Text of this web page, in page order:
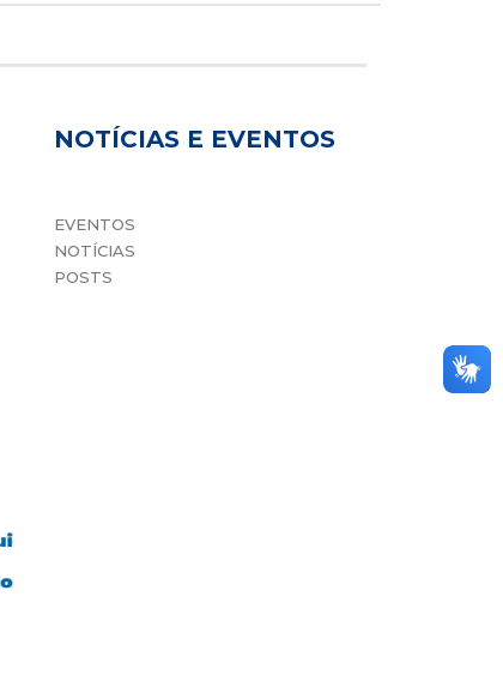
NOTÍCIAS E EVENTOS
EVENTOS
NOTÍCIAS
POSTS